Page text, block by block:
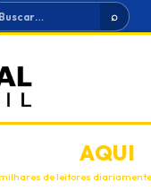
⌕
AQUI
de leitores diariamente